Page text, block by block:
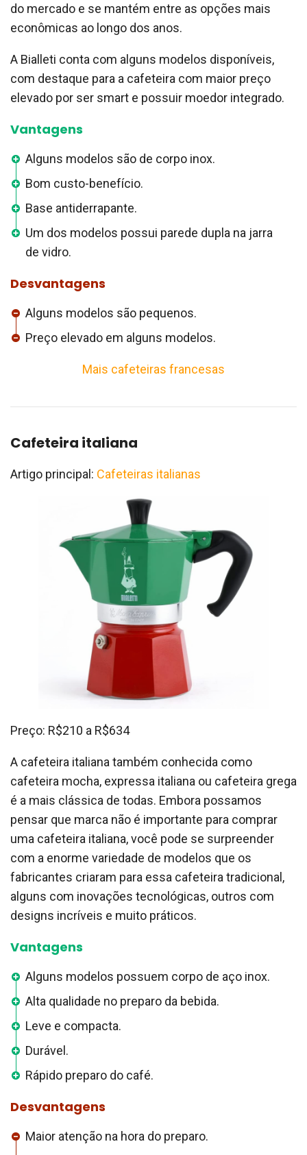
do mercado e se mantém entre as opções mais
econômicas ao longo dos anos.
A Bialleti conta com alguns modelos disponíveis,
com destaque para a cafeteira com maior preço
elevado por ser smart e possuir moedor integrado.
Vantagens
Alguns modelos são de corpo inox.
Bom custo-benefício.
Base antiderrapante.
Um dos modelos possui parede dupla na jarra
de vidro.
Desvantagens
Alguns modelos são pequenos.
Preço elevado em alguns modelos.
Mais cafeteiras francesas
Cafeteira italiana
Artigo principal: Cafeteiras italianas
Preço: R$210 a R$634
A cafeteira italiana também conhecida como
cafeteira mocha, expressa italiana ou cafeteira grega
é a mais clássica de todas. Embora possamos
pensar que marca não é importante para comprar
uma cafeteira italiana, você pode se surpreender
com a enorme variedade de modelos que os
fabricantes criaram para essa cafeteira tradicional,
alguns com inovações tecnológicas, outros com
designs incríveis e muito práticos.
Vantagens
Alguns modelos possuem corpo de aço inox.
Alta qualidade no preparo da bebida.
Leve e compacta.
Durável.
Rápido preparo do café.
Desvantagens
Maior atenção na hora do preparo.